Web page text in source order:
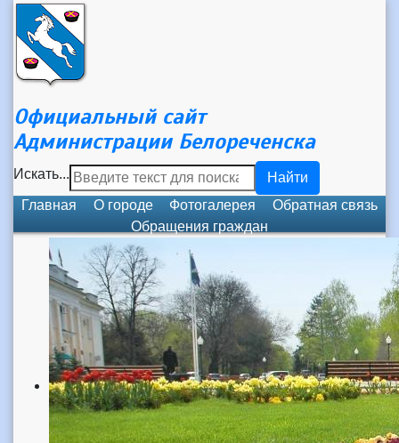
Официальный сайт
Администрации Белореченска
Искать...
Найти
Главная
О городе Фотогалерея
Обратная связь
Обращения граждан